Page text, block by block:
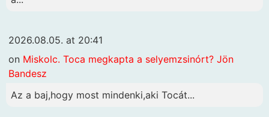
2026.08.05. at 20:41
on Miskolc. Toca megkapta a selyemzsinórt? Jön
Bandesz
Az a baj,hogy most mindenki,aki Tocát...